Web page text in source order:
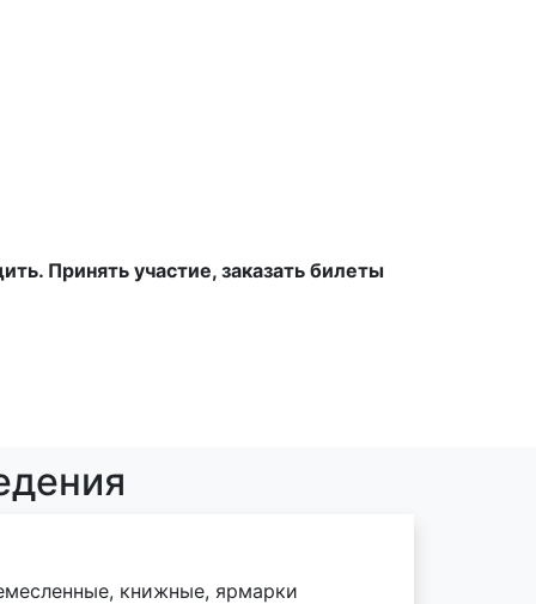
Принять участие, заказать билеты
книжные, ярмарки